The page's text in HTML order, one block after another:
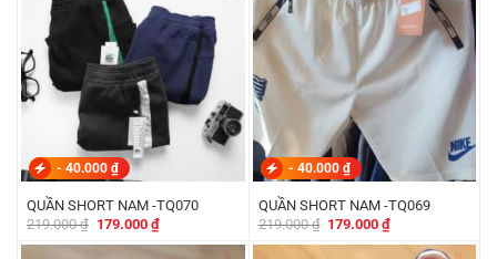
- 40.000 ₫
QUẦN SHORT NAM -TQ070
219.000₫ Giá
là:
179.000 ₫Giá
hiện
tại
- 40.000 ₫
QUẦN SHORT NAM -TQ069
219.000₫ Giá
là:
179.000₫Giá
tại